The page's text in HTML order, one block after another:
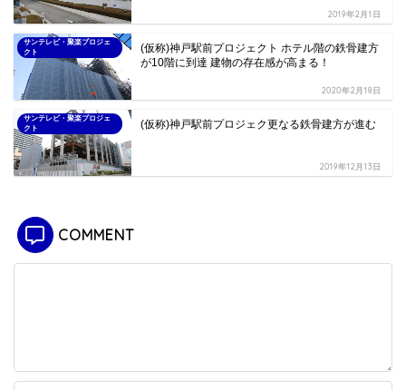
2019年2月1日
サンテレビ・聚楽プロジェ
クト
(仮称)神戸駅前プロジェクト ホテル階の鉄骨建方
が10階に到達 建物の存在感が高まる！
2020年2月18日
サンテレビ・聚楽プロジェ
クト
(仮称)神戸駅前プロジェク更なる鉄骨建方が進む
2019年12月13日
COMMENT